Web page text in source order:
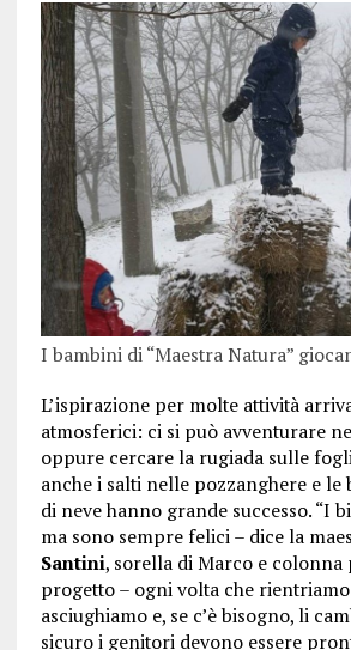
I bambini di “Maestra Natura”
L’ispirazione per molte attività
atmosferici: ci si può avventurare
oppure cercare la rugiada sulle
anche i salti nelle pozzanghere e le
di neve hanno grande successo. “I
ma sono sempre felici – dice la
Santini, sorella di Marco e colonna
progetto – ogni volta che
asciughiamo e, se c’è bisogno, li
sicuro i genitori devono essere